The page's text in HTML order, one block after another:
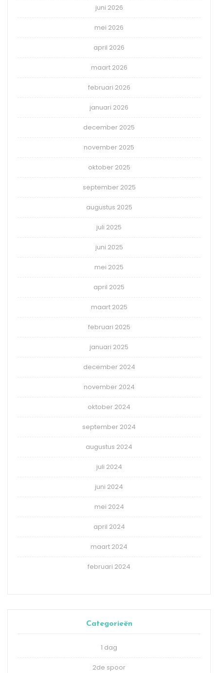
juni 2026
mei 2026
april 2026
maart 2026
februari 2026
januari 2026
december 2025
november 2025
oktober 2025
september 2025
augustus 2025
juli 2025
juni 2025
mei 2025
april 2025
maart 2025
februari 2025
januari 2025
december 2024
november 2024
oktober 2024
september 2024
augustus 2024
juli 2024
juni 2024
mei 2024
april 2024
maart 2024
februari 2024
Categorieën
1 dag
2de spoor